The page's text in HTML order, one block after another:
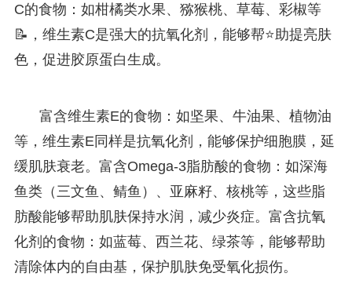
C的食物：如柑橘类水果、猕猴桃、草莓、彩椒等
📝，维生素C是强大的抗氧化剂，能够帮⭐助提亮肤
色，促进胶原蛋白生成。
富含维生素E的食物：如坚果、牛油果、植物油
等，维生素E同样是抗氧化剂，能够保护细胞膜，延
缓肌肤衰老。富含Omega-3脂肪酸的食物：如深海
鱼类（三文鱼、鲭鱼）、亚麻籽、核桃等，这些脂
肪酸能够帮助肌肤保持水润，减少炎症。富含抗氧
化剂的食物：如蓝莓、西兰花、绿茶等，能够帮助
清除体内的自由基，保护肌肤免受氧化损伤。